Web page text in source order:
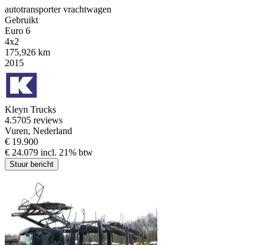
autotransporter vrachtwagen
Gebruikt
Euro 6
4x2
175,926 km
2015
Kleyn Trucks
4.5705 reviews
Vuren, Nederland
€ 19.900
€ 24.079 incl. 21% btw
Stuur bericht